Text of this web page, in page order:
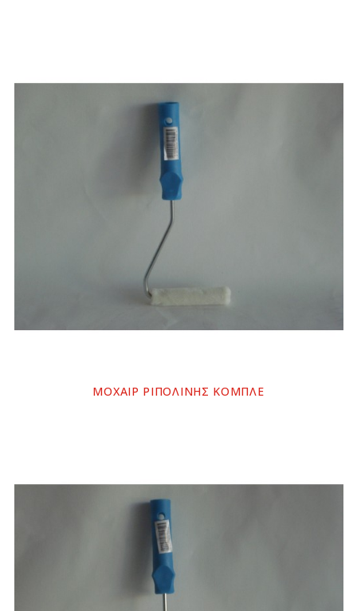
ΜΟΧΑΙΡ ΡΙΠΟΛΙΝΗΣ ΚΟΜΠΛΕ